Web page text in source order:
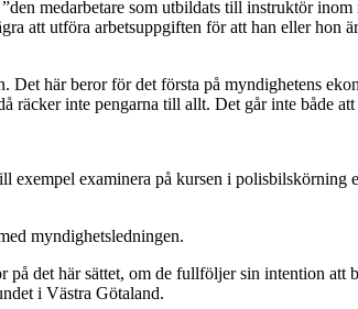
medarbetare som utbildats till instruktör
att utföra arbetsuppgiften för att han eller hon
här beror för det första på myndighetens
räcker inte pengarna till allt. Det går inte både
examinera på kursen i
myndighetsledningen.
det här sättet, om de fullföljer sin intention att
i Västra Götaland.